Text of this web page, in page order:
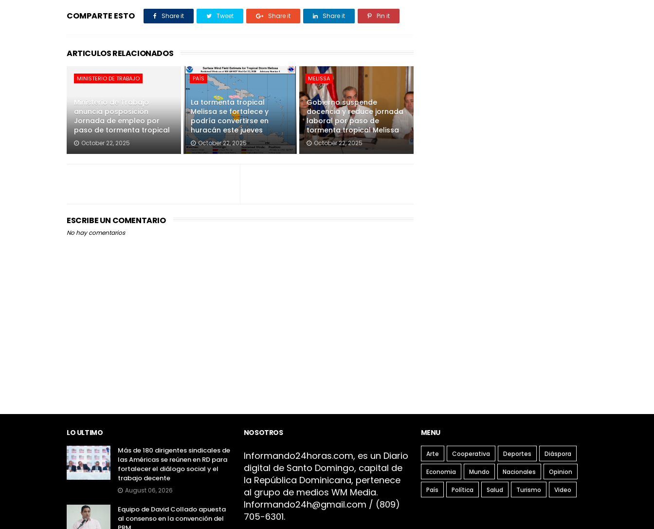
COMPARTE ESTO Share it Tweet Share it Share it Pin it
ARTICULOS RELACIONADOS
MINISTERIO DE TRABAJO
Ministerio de Trabajo
anuncia posposición
Jornada de empleo por
paso de tormenta tropical
October 22, 2025
PAÍS
La tormenta tropical
Melissa se fortalece y
podría convertirse en
huracán este jueves
October 22, 2025
MELISSA
Gobierno suspende
docencia y reduce jornada
laboral por paso de
tormenta tropical Melissa
October 22, 2025
ESCRIBE UN COMENTARIO
No hay comentarios
LO ULTIMO
Más de 180 dirigentes sindicales de
las Américas se reúnen en RD para
fortalecer el diálogo social y el
trabajo decente
August 06, 2026
Equipo de David Collado apuesta
al consenso en la convención del
NOSOTROS
Informando24horas.com, es un Diario
digital de Santo Domingo, capital de
la República Dominicana, pertenece
al grupo de medios WM Media.
Informando24h@gmail.com / (809)
705-6301.
MENU
Arte Cooperativa Deportes Diáspora
Economia Mundo Nacionales Opinion
País Política Salud Turismo Video